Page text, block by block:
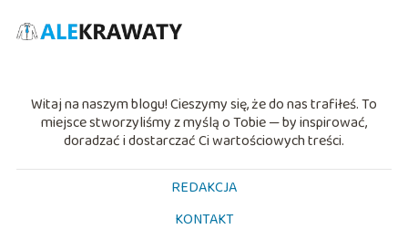
Witaj na naszym blogu! Cieszymy się, że do nas trafiłeś. To
miejsce stworzyliśmy z myślą o Tobie — by inspirować,
doradzać i dostarczać Ci wartościowych treści.
REDAKCJA
KONTAKT